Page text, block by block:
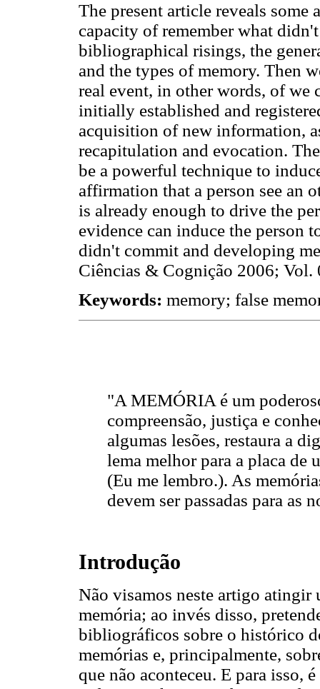
The present article reveals some
capacity of remember what
bibliographical risings, the
and the types of memory. Then
real event, in other words, of we
initially established and
acquisition of new information,
recapitulation and evocation.
be a powerful technique to
affirmation that a person see an
is already enough to drive the
evidence can induce the person
didn't commit and developing
Ciências & Cognição 2006;
Keywords: memory; false
"A MEMÓRIA é um
compreensão, justiça e
algumas lesões, restaura a
lema melhor para a placa de
(Eu me lembro.). As
devem ser passadas para as
Introdução
Não visamos neste artigo atingir
memória; ao invés disso,
bibliográficos sobre o histórico
memórias e, principalmente,
que não aconteceu. E para isso,